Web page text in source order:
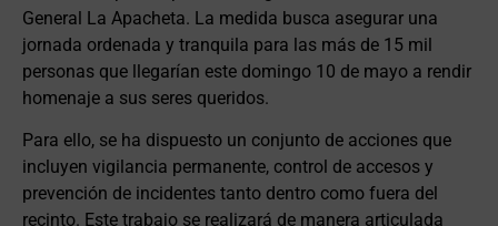
General La Apacheta. La medida busca asegurar una
jornada ordenada y tranquila para las más de 15 mil
personas que llegarían este domingo 10 de mayo a rendir
homenaje a sus seres queridos.
Para ello, se ha dispuesto un conjunto de acciones que
incluyen vigilancia permanente, control de accesos y
prevención de incidentes tanto dentro como fuera del
recinto. Este trabajo se realizará de manera articulada